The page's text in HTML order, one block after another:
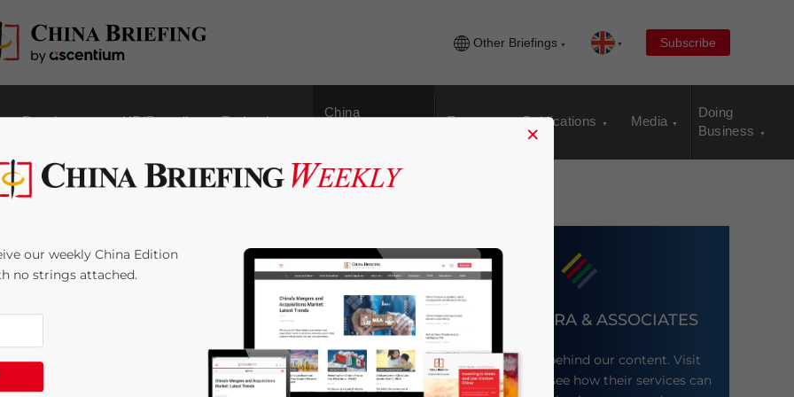
Other Briefings Subscribe
Regulatory HR/Payroll Technology
China
Events Publications Media
Doing
Business
in China zu
DEZAN SHIRA & ASSOCIATES
Meet the firm behind our content. Visit
their website to see how their services can
×
our weekly China Edition
no strings attached.